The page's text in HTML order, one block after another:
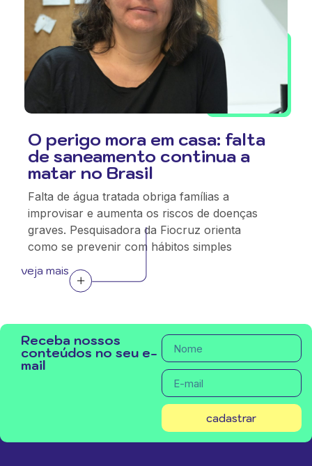
O perigo mora em casa: falta
de saneamento continua a
matar no Brasil
Falta de água tratada obriga famílias a
improvisar e aumenta os riscos de doenças
graves. Pesquisadora da Fiocruz orienta
como se prevenir com hábitos simples
veja mais
Receba nossos
conteúdos no seu e-
mail
cadastrar